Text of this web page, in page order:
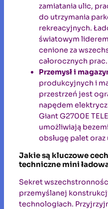
zamiatania ulic,
do utrzymania
rekreacyjnych.
światowym
cenione za
całorocznych prac.
Przemysł i
produkcyjnych i
przestrzeń jest
napędem
Giant G2700E
umożliwiają
obsługę palet oraz
Jakie są kluczowe
techniczne mini
Sekret
przemyślanej
technologiach.